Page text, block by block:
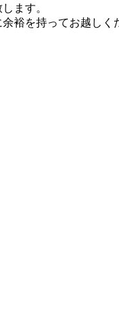
ます。
裕を持ってお越しく